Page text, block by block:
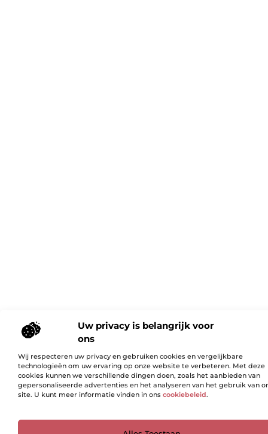
Uw privacy is belangrijk voor
ons
Wij respecteren uw privacy en gebruiken cookies en vergelijkbare
technologieën om uw ervaring op onze website te verbeteren. Met deze
cookies kunnen we verschillende dingen doen, zoals het aanbieden van
gepersonaliseerde advertenties en het analyseren van het gebruik van
site. U kunt meer informatie vinden in ons cookiebeleid.